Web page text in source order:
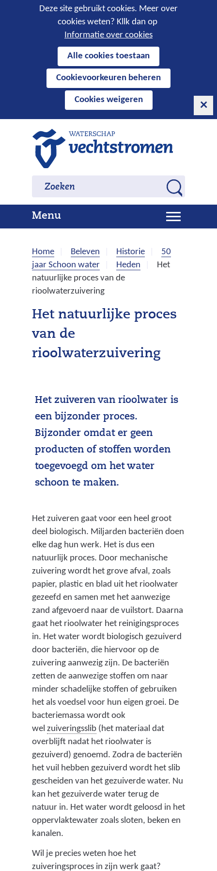
Cookies
toestaan?
Deze site gebruikt cookies. Meer over
cookies weten? Kllk dan op
Informatie over cookies
cookies
deze
website
worden
toegestaan
geweigerd.
Alle cookies toestaan
Cookievoorkeuren beheren
Cookies weigeren
naar
o
e
k
e
n
Zoeken Zoeken
MenuU
i
l
a
p
p
n
Home Beleven Historie
50
jaar Schoon water
Heden
Het
natuurlijke proces van de
rioolwaterzuivering
Het natuurlijke proces
van de
rioolwaterzuivering
Het zuiveren van rioolwater is
een bijzonder proces.
Bijzonder omdat er geen
producten of stoffen worden
toegevoegd om het water
schoon te maken.
Het zuiveren gaat voor een heel groot
deel biologisch. Miljarden bacteriën doen
elke dag hun werk. Het is dus een
natuurlijk proces. Door mechanische
zuivering wordt het grove afval, zoals
papier, plastic en blad uit het rioolwater
gezeefd en samen met het aanwezige
zand afgevoerd naar de vuilstort. Daarna
gaat het rioolwater het reinigingsproces
in. Het water wordt biologisch gezuiverd
door bacteriën, die hiervoor op de
zuivering aanwezig zijn. De bacteriën
zetten de aanwezige stoffen om naar
minder schadelijke stoffen of gebruiken
het als voedsel voor hun eigen groei. De
bacteriemassa wordt ook
wel zuiveringsslib(
h
e
t
m
a
t
e
(het materiaal dat
overblijft nadat het rioolwater is
gezuiverd) genoemd. Zodra de bacteriën
het vuil hebben gezuiverd wordt het slib
gescheiden van het gezuiverde water. Nu
kan het gezuiverde water terug de
natuur in. Het water wordt geloosd in het
oppervlaktewater zoals sloten, beken en
kanalen.
Wil je precies weten hoe het
zuiveringsproces in zijn werk gaat?